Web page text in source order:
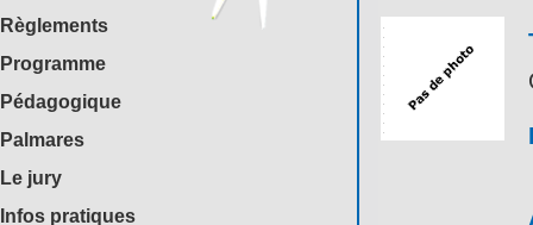
Règlements
Programme
Pédagogique
Palmares
Le jury
Infos pratiques